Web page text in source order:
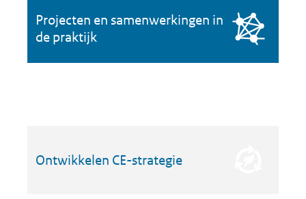
Projecten en samenwerkingen in
de praktijk
Ontwikkelen CE-strategie